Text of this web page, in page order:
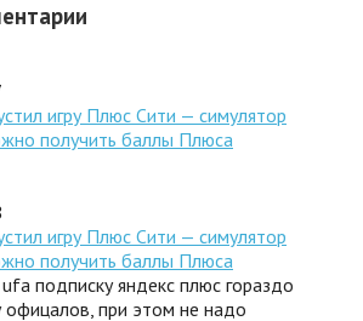
игру Плюс Сити — симулятор
получить баллы Плюса
игру Плюс Сити — симулятор
получить баллы Плюса
подписку яндекс плюс гораздо
при этом не надо